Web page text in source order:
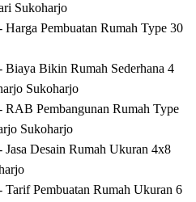
Sukoharjo
Pembuatan Rumah Type 30
Biaya Bikin Rumah Sederhana 4
Sukoharjo
RAB Pembangunan Rumah Type
Sukoharjo
Desain Rumah Ukuran 4x8
Pembuatan Rumah Ukuran 6